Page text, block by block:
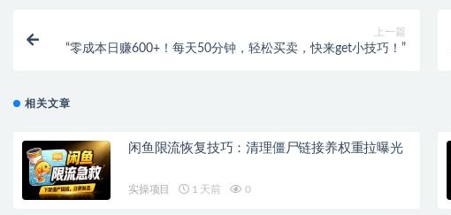
上一篇
“零成本日赚600+！每天50分钟，轻松买卖，快来get小技巧！”
相关文章
闲鱼限流恢复技巧：清理僵尸链接养权重拉曝光
实操项目 1 天前 0